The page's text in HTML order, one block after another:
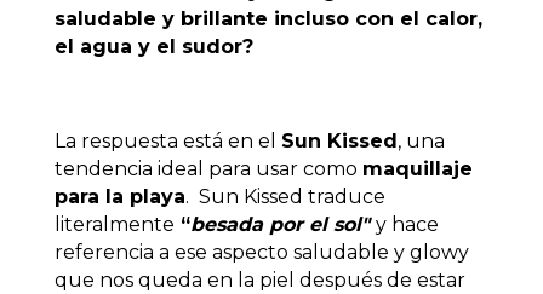
saludable y brillante incluso con el calor,
el agua y el sudor?
La respuesta está en el Sun Kissed , una
tendencia ideal para usar como maquillaje
para la playa. Sun Kissed traduce
literalmente “besada por el sol"y hace
referencia a ese aspecto saludable y glowy
que nos queda en la piel después de estar